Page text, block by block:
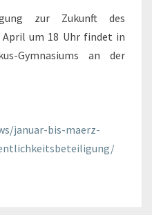
zur Zukunft des
April um 18 Uhr findet in
Gymnasiums an der
januar-bis-maerz-